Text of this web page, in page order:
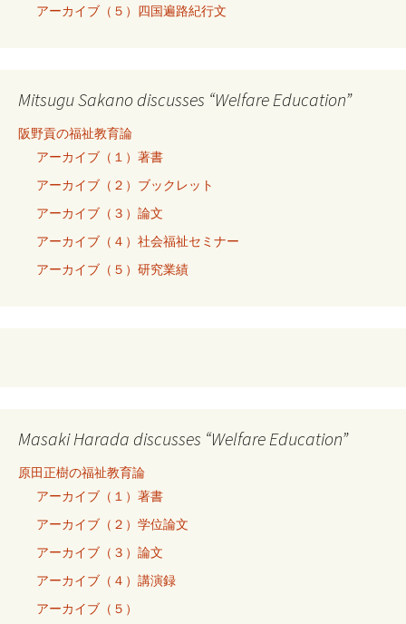
アーカイブ（５）四国遍路紀行文
Mitsugu Sakano discusses “Welfare Education”
阪野貢の福祉教育論
アーカイブ（１）著書
アーカイブ（２）ブックレット
アーカイブ（３）論文
アーカイブ（４）社会福祉セミナー
アーカイブ（５）研究業績
Masaki Harada discusses “Welfare Education”
原田正樹の福祉教育論
アーカイブ（１）著書
アーカイブ（２）学位論文
アーカイブ（３）論文
アーカイブ（４）講演録
アーカイブ（５）